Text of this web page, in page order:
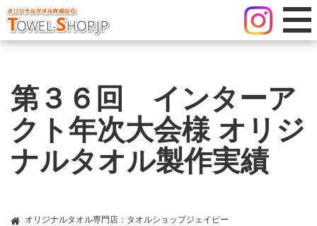
第３６回 インターア
クト年次大会様 オリジ
ナルタオル製作実績
オリジナルタオル専門店：タオルショップジェイピー